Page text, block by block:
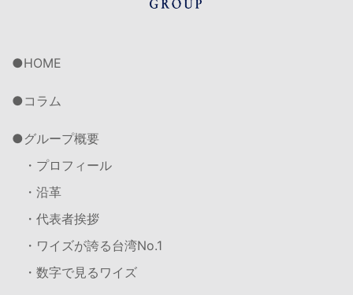
HOME
コラム
グループ概要
・プロフィール
・沿革
・代表者挨拶
・ワイズが誇る台湾No.1
・数字で見るワイズ